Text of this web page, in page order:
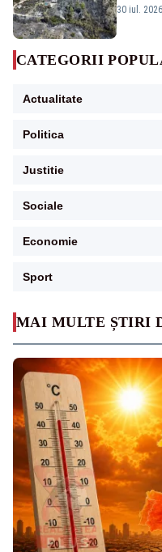
MAI MULTE ȘTIRI
sute de
30 iul.
CATEGORII
Actualitate
Politica
Justitie
Sociale
Economie
Sport